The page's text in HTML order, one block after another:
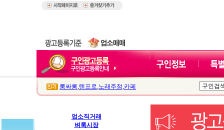
룸싸롱,텐프로,노래주점 ,카페
업소직거래
벼룩시장